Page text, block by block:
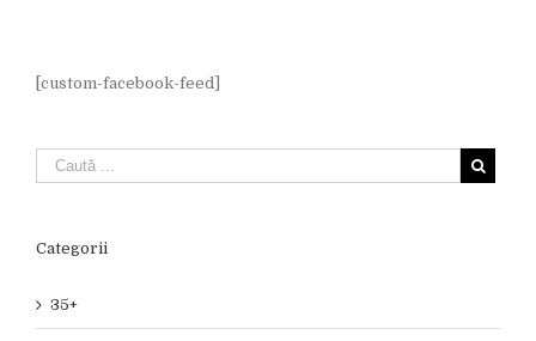
[custom-facebook-feed]
Categorii
35+